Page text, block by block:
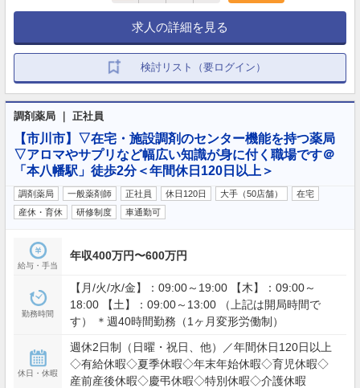
求人の詳細を見る
検討リスト（要ログイン）
調剤薬局 ｜ 正社員
【市川市】▽在宅・施設調剤のセンター機能を持つ薬局
▽アロマやサプリなど幅広い知識が身に付く職場です＠
「本八幡駅」徒歩2分＜年間休日120日以上＞
調剤薬局 一般薬剤師 正社員 休日120日 大手（50店舗）
在宅
産休・育休
研修制度 車通勤可
給与・手当
年収400万円〜600万円
勤務時間
【月/火/水/金】：09:00～19:00 【木】：09:00～
18:00 【土】：09:00～13:00 （上記は開局時間で
す） ＊週40時間勤務（1ヶ月変形労働制）
休日・休暇
週休2日制（日曜・祝日、他）／年間休日120日以上
◇有給休暇◇夏季休暇◇年末年始休暇◇育児休暇◇
産前産後休暇◇慶弔休暇◇特別休暇◇介護休暇